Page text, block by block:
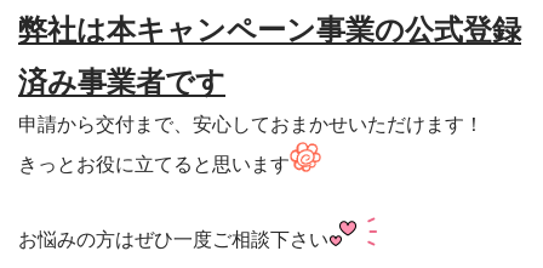
弊社は本キャンペーン事業の公式登録
済み事業者です
申請から交付まで、安心しておまかせいただけます！
きっとお役に立てると思います
お悩みの方はぜひ一度ご相談下さい